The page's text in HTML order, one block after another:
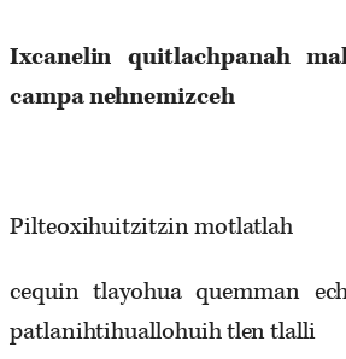
Ixcanelin quitlachpanah
campanehnemizceh
Pilteoxihuitzitzin motlatlah
cequin tlayohua quemman
patlanihtihuallohuih tlen tlalli